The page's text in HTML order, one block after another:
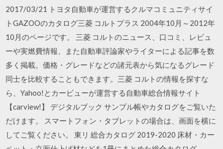
2017/03/21 トヨタ自動車が運営するクルマコミュニティサイ
トGAZOOのカタログ三菱 コルトプラス 2004年10月～2012年
10月のページです。 三菱 コルトのニュース、口コミ、レビュ
ーや実燃費情報、また自動車評論家やライターによる記事を数
多く掲載。価格・グレードなどの諸元表から気になるグレード
同士を比較することもできます。三菱 コルトの情報を探すな
ら、Yahoo!とカービューが運営する自動車総合情報サイト
【carview!】 デジタルブック サンプル帳やカタログをご覧いた
だけます。 スマートフォン・タブレットの場合は、画面を横に
してご覧ください。 東リ 総合カタログ 2019-2020 床材・カー